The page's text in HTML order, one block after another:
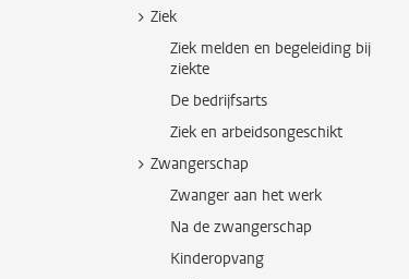
Ziek
Ziek melden en begeleiding bij
ziekte
De bedrijfsarts
Ziek en arbeidsongeschikt
Zwangerschap
Zwanger aan het werk
Na de zwangerschap
Kinderopvang